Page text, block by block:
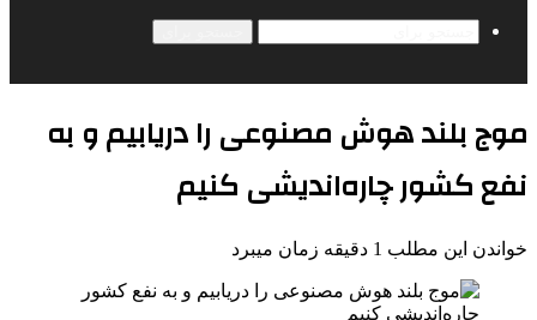
موج بلند هوش مصنوعی را دریابیم و به
نفع کشور چاره‌اندیشی کنیم
خواندن این مطلب 1 دقیقه زمان میبرد